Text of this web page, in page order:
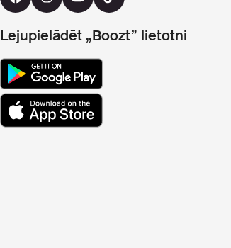
Lejupielādēt „Boozt” lietotni